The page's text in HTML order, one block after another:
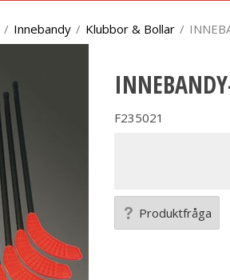
/ Innebandy / Klubbor & Bollar /
F235021
Produktfråga